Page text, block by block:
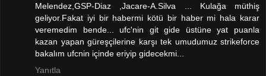
Melendez,GSP-Diaz ,Jacare-A.Silva ... Kulağa müthiş
geliyor.Fakat iyi bir habermi kötü bir haber mi hala karar
veremedim bende... ufc'nin git gide üstüne yat puanla
kazan yapan güreşçilerine karşı tek umudumuz strikeforce
bakalım ufcnin içinde eriyip gidecekmi...
Yanıtla